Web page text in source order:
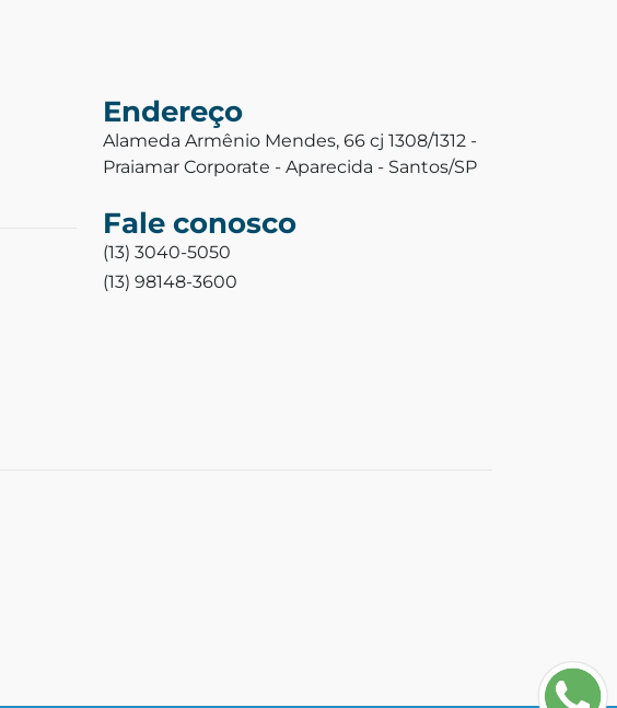
Endereço
Alameda Armênio Mendes, 66 cj 1308/1312 -
Praiamar Corporate - Aparecida - Santos/SP
Fale conosco
(13) 3040-5050
(13) 98148-3600